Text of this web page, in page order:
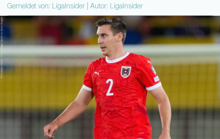
Gemeldet von: LigaInsider | Autor: LigaInsider